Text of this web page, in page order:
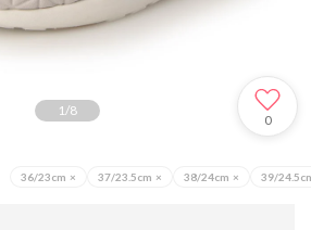
1/8
0
36/23cm × 37/23.5cm × 38/24cm × 39/